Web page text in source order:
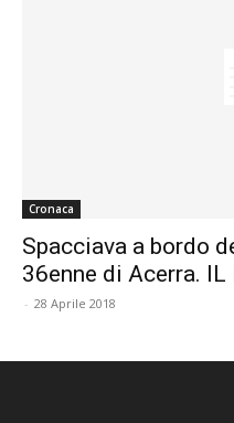
Cronaca
Spacciava a bordo
36enne di Acerra. IL
- 28 Aprile 2018